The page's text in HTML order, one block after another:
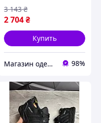
2 704₴
3 143 ₴
Купить
Магазин одежды обуви и топовых товаров 98%